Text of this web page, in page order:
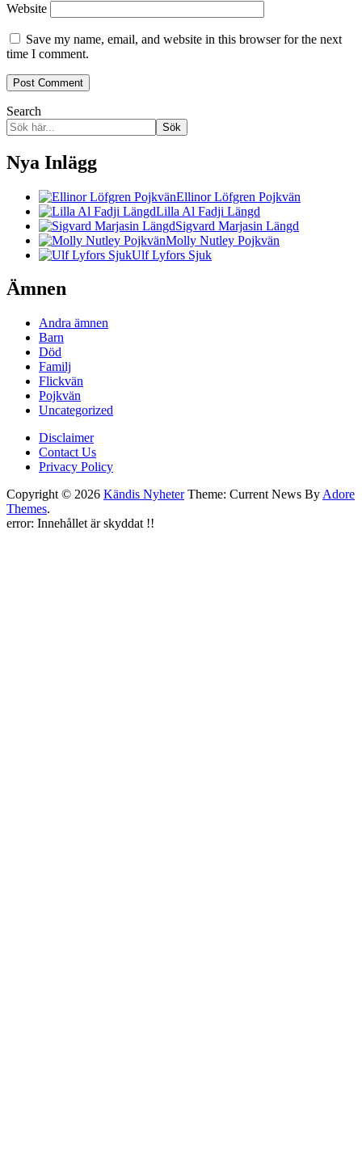
Website
Save my name, email, and website in this browser for the next
time I comment.
Search
Sök
Nya Inlägg
Ellinor Löfgren Pojkvän
Lilla Al Fadji Längd
Sigvard Marjasin Längd
Molly Nutley Pojkvän
Ulf Lyfors Sjuk
Ämnen
Andra ämnen
Barn
Död
Familj
Flickvän
Pojkvän
Uncategorized
Disclaimer
Contact Us
Privacy Policy
Copyright © 2026 Kändis NyheterTheme: Current News By Adore
Themes.
error: Innehållet är skyddat !!